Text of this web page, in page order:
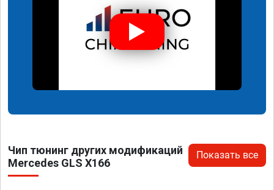
Чип тюнинг других модификаций
Mercedes GLS X166
Показать все